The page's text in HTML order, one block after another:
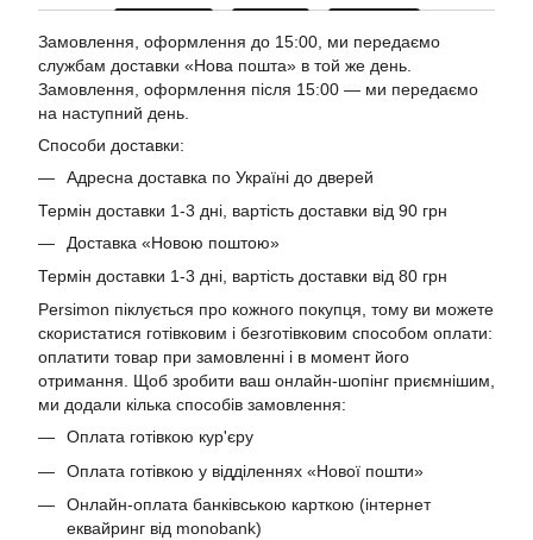
Замовлення, оформлення до 15:00, ми передаємо
службам доставки «Нова пошта» в той же день.
Замовлення, оформлення після 15:00 — ми передаємо
на наступний день.
Способи доставки:
Адресна доставка по Україні до дверей
Термін доставки 1-3 дні, вартість доставки від 90 грн
Доставка «Новою поштою»
Термін доставки 1-3 дні, вартість доставки від 80 грн
Persimon піклується про кожного покупця, тому ви можете
скористатися готівковим і безготівковим способом оплати:
оплатити товар при замовленні і в момент його
отримання. Щоб зробити ваш онлайн-шопінг приємнішим,
ми додали кілька способів замовлення:
Оплата готівкою кур'єру
Оплата готівкою у відділеннях «Нової пошти»
Онлайн-оплата банківською карткою (інтернет
еквайринг від monobank)